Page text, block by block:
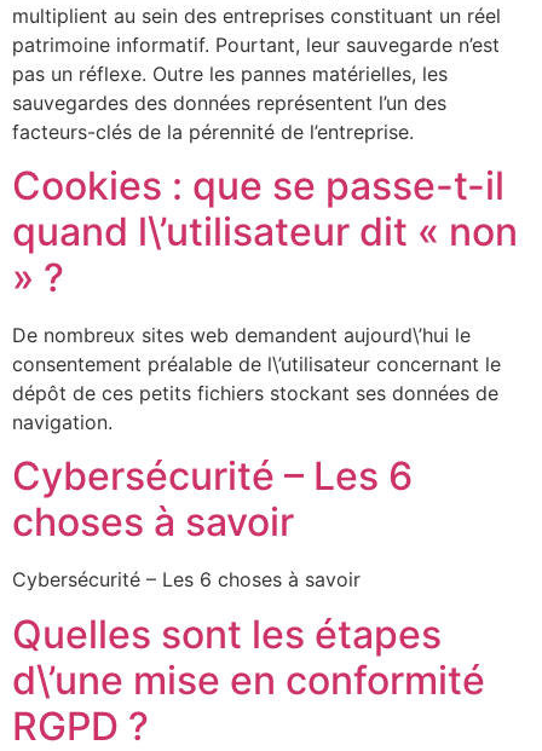
multiplient au sein des entreprises constituant un réel
patrimoine informatif. Pourtant, leur sauvegarde n’est
pas un réflexe. Outre les pannes matérielles, les
sauvegardes des données représentent l’un des
facteurs-clés de la pérennité de l’entreprise.
Cookies : que se passe-t-il
quand l\’utilisateur dit « non
» ?
De nombreux sites web demandent aujourd\’hui le
consentement préalable de l\’utilisateur concernant le
dépôt de ces petits fichiers stockant ses données de
navigation.
Cybersécurité – Les 6
choses à savoir
Cybersécurité – Les 6 choses à savoir
Quelles sont les étapes
d\’une mise en conformité
RGPD ?